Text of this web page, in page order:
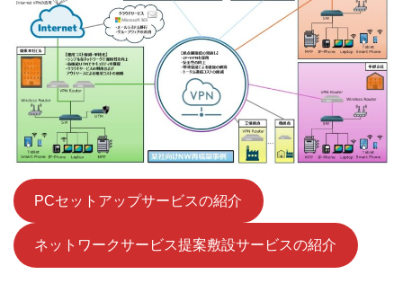
PCセットアップサービスの紹介
ネットワークサービス提案敷設サービスの紹介